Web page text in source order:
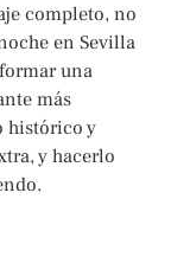
completo, no
en Sevilla
una
más
histórico y
y hacerlo